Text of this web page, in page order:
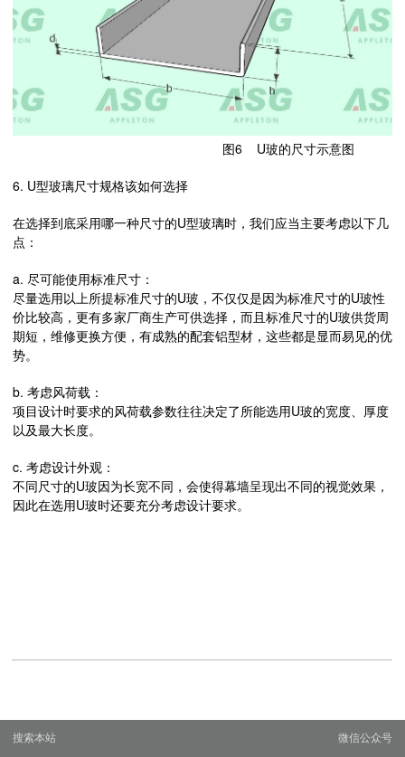
图6 U玻的尺寸示意图
6. U型玻璃尺寸规格该如何选择
在选择到底采用哪一种尺寸的U型玻璃时，我们应当主要考虑以下几
点：
a. 尽可能使用标准尺寸：
尽量选用以上所提标准尺寸的U玻，不仅仅是因为标准尺寸的U玻性
价比较高，更有多家厂商生产可供选择，而且标准尺寸的U玻供货周
期短，维修更换方便，有成熟的配套铝型材，这些都是显而易见的优
势。
b. 考虑风荷载：
项目设计时要求的风荷载参数往往决定了所能选用U玻的宽度、厚度
以及最大长度。
c. 考虑设计外观：
不同尺寸的U玻因为长宽不同，会使得幕墙呈现出不同的视觉效果，
因此在选用U玻时还要充分考虑设计要求。
搜索本站 微信公众号